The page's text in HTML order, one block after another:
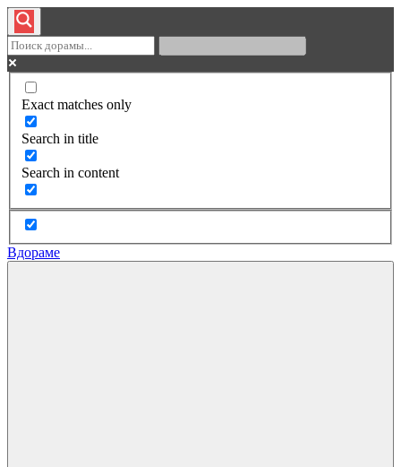
Exact matches only
Search in title
Search in content
Вдораме